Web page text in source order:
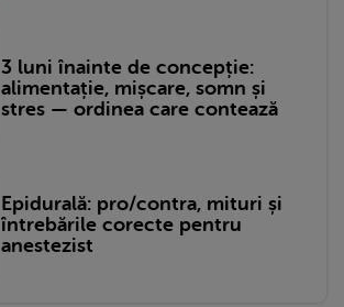
3 luni înainte de concepție:
alimentație, mișcare, somn și
stres — ordinea care contează
Epidurală: pro/contra, mituri și
întrebările corecte pentru
anestezist